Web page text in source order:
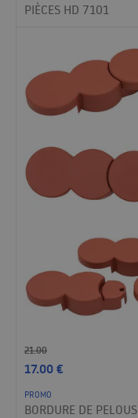
PIÈCES HD 7101
21.00
17.00€
PROMO
BORDURE DE